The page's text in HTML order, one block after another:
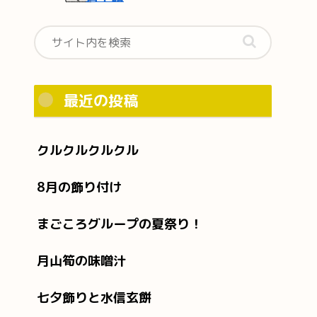
最近の投稿
クルクルクルクル
8月の飾り付け
まごころグループの夏祭り！
月山筍の味噌汁
七夕飾りと水信玄餅